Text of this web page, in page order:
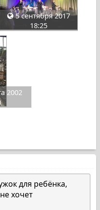
5 сентября 2017
18:25
2002
для ребёнка,
хочет